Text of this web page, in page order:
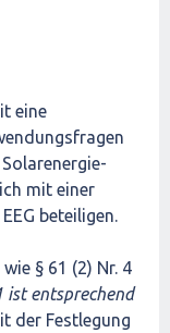
eine
mit einer
beteiligen.
§ 61 (2) Nr. 4
ist entsprechend
der Festlegung